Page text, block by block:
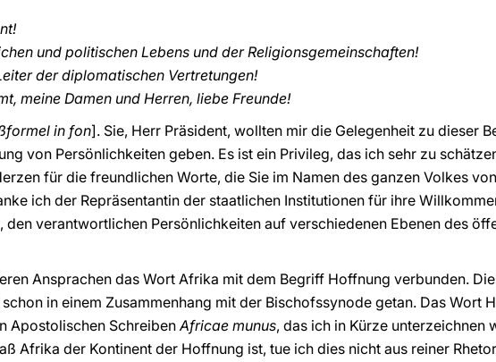
und politischen Lebens und der Religionsgemeinschaften!
der diplomatischen Vertretungen!
meine Damen und Herren, liebe Freunde!
in fon]. Sie, Herr Präsident, wollten mir die Gelegenheit zu dieser
von Persönlichkeiten geben. Es ist ein Privileg, das ich sehr zu
für die freundlichen Worte, die Sie im Namen des ganzen Volkes
ich der Repräsentantin der staatlichen Institutionen für ihre
den verantwortlichen Persönlichkeiten auf verschiedenen Ebenen des
Ansprachen das Wort Afrika mit dem Begriff Hoffnung verbunden.
in einem Zusammenhang mit der Bischofssynode getan. Das Wort
Apostolischen SchreibenAfricae munus, das ich in Kürze unterzeichnen
Afrika der Kontinent der Hoffnung ist, tue ich dies nicht aus reiner